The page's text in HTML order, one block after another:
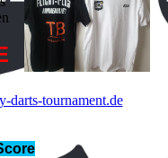
darts-tournament.de